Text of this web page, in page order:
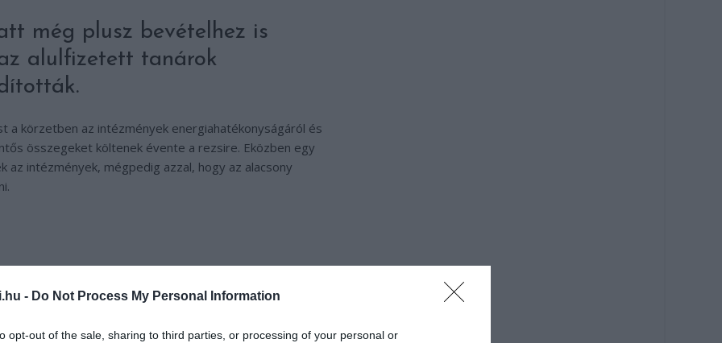
- Do Not Process My Personal Information
opt-out of the sale, sharing to third parties, or processing of your personal or
még plusz bevételhez is
alulfizetett tanárok
a körzetben az intézmények energiahatékonyságáról és
összegeket költenek évente a rezsire. Eközben egy
intézmények, mégpedig azzal, hogy az alacsony